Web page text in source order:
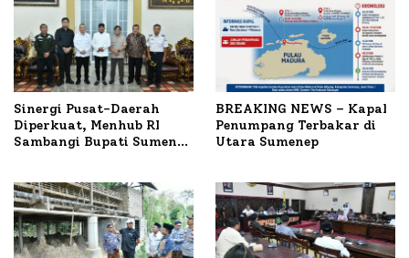
Sinergi Pusat-Daerah
Diperkuat, Menhub RI
Sambangi Bupati Sumenep
BREAKING NEWS – Kapal
Penumpang Terbakar di
Utara Sumenep